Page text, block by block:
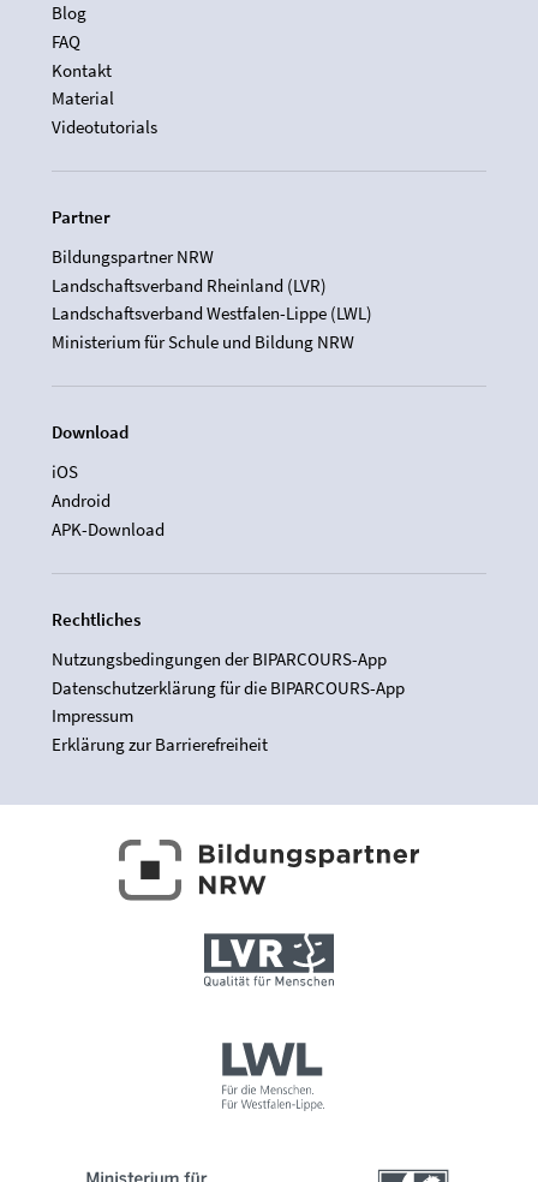
Blog
FAQ
Kontakt
Material
Videotutorials
Partner
Bildungspartner NRW
Landschaftsverband Rheinland (LVR)
Landschaftsverband Westfalen-Lippe (LWL)
Ministerium für Schule und Bildung NRW
Download
iOS
Android
APK-Download
Rechtliches
Nutzungsbedingungen der BIPARCOURS-App
Datenschutzerklärung für die BIPARCOURS-App
Impressum
Erklärung zur Barrierefreiheit